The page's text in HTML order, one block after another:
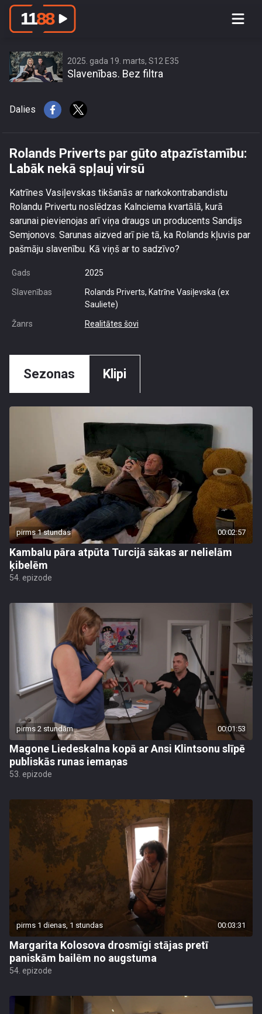
Rolands Priverts par gūto
2025. gada 19. marts, S12 E35
Slavenības. Bez filtra
Dalies
Rolands Priverts par gūto atpazīstamību:
Labāk nekā spļauj virsū
Katrīnes Vasiļevskas tikšanās ar narkokontrabandistu
Rolandu Privertu noslēdzas Kalnciema kvartālā, kurā
sarunai pievienojas arī viņa draugs un producents Sandijs
Semjonovs. Sarunas aizved arī pie tā, ka Rolands kļuvis par
pašmāju slavenību. Kā viņš ar to sadzīvo?
Gads 2025
Slavenības
Rolands Priverts, Katrīne Vasiļevska (ex
Sauliete)
Žanrs Realitātes šovi
Sezonas Klipi
pirms 1 stundas 00:02:57
Kambalu pāra atpūta Turcijā sākas ar nelielām
ķibelēm
54. epizode
pirms 2 stundām 00:01:53
Magone Liedeskalna kopā ar Ansi Klintsonu slīpē
publiskās runas iemaņas
53. epizode
pirms 1 dienas, 1 stundas 00:03:31
Margarita Kolosova drosmīgi stājas pretī
paniskām bailēm no augstuma
54. epizode